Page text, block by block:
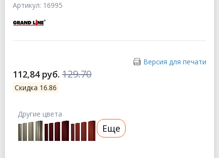
Артикул: 16995
Версия для печати
112,84 руб. 129.70
Скидка 16.86
Другие цвета
Еще